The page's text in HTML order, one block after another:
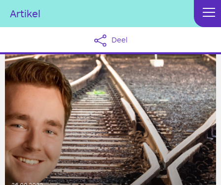
Artikel
Deel